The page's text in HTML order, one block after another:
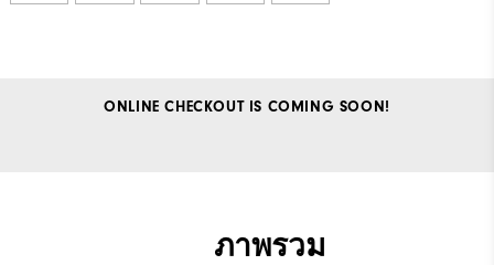
ONLINE CHECKOUT IS COMING SOON!
ภาพรวม